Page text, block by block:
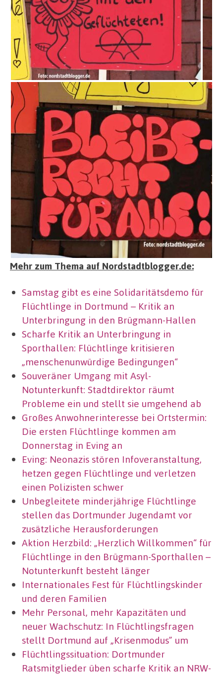
Mehr zum Thema auf Nordstadtblogger.de:
Samstag gibt es eine Solidaritätsdemo für
Flüchtlinge in Dortmund – Kritik an
Unterbringung in den Brügmann-Hallen
Scharfe Kritik an Unterbringung in
Sporthallen: Flüchtlinge kritisieren
„menschenunwürdige Bedingungen“
Souveräner Umgang mit Asyl-
Notunterkunft: Stadtdirektor räumt
Probleme ein und stellt sie umgehend ab
Großes Anwohnerinteresse bei Ortstermin:
Die ersten Flüchtlinge kommen am
Donnerstag in Eving an
Eving: Neonazis stören Infoveranstaltung,
hetzen gegen Flüchtlinge und verletzen
einen Polizisten schwer
Unbegleitete minderjährige Flüchtlinge
stellen das Dortmunder Jugendamt vor
zusätzliche Herausforderungen
Aktion Herzbild: „Herzlich Willkommen“ für
Flüchtlinge in den Brügmann-Sporthallen –
Notunterkunft besteht länger
Internationales Fest für Flüchtlingskinder
und deren Familien
Mehr Personal, mehr Kapazitäten und
neuer Wachschutz: In Flüchtlingsfragen
stellt Dortmund auf „Krisenmodus” um
Flüchtlingssituation: Dortmunder
Ratsmitglieder üben scharfe Kritik an NRW-